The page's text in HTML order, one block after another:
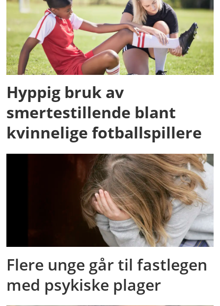
Hyppig bruk av
smertestillende blant
kvinnelige fotballspillere
Flere unge går til fastlegen
med psykiske plager